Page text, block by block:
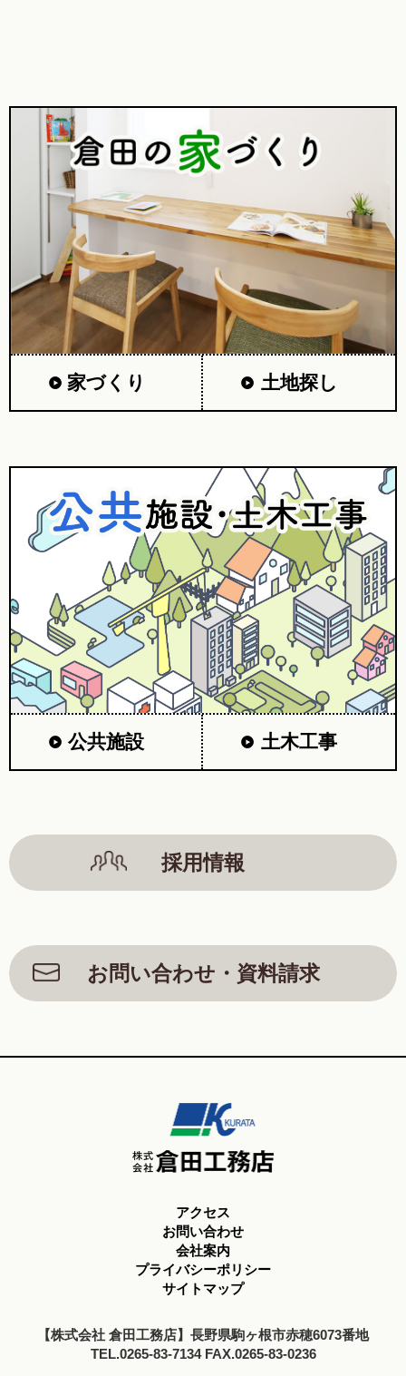
家づくり 土地探し
公共施設 土木工事
採用情報
お問い合わせ・資料請求
アクセス
お問い合わせ
会社案内
プライバシーポリシー
サイトマップ
【株式会社 倉田工務店】長野県駒ヶ根市赤穂6073番地
TEL.0265-83-7134 FAX.0265-83-0236